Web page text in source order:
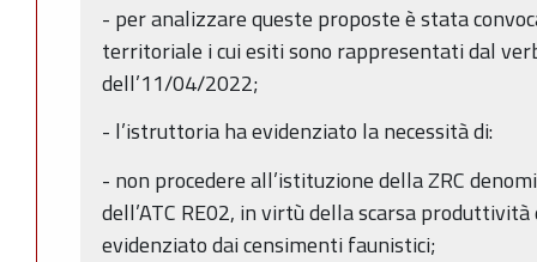
- per analizzare queste proposte è stata
territoriale i cui esiti sono rappresentati dal
dell’11/04/2022;
- l’istruttoria ha evidenziato la necessità di:
- non procedere all’istituzione della ZRC
dell’ATC RE02, in virtù della scarsa
evidenziato dai censimenti faunistici;